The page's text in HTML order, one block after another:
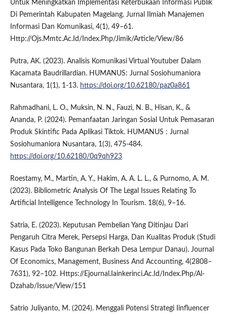
Untuk Meningkatkan Implementasi Keterbukaan Informasi Publik
Di Pemerintah Kabupaten Magelang. Jurnal Ilmiah Manajemen
Informasi Dan Komunikasi, 4(1), 49–61.
Http://Ojs.Mmtc.Ac.Id/Index.Php/Jimik/Article/View/86
Putra, AK. (2023). Analisis Komunikasi Virtual Youtuber Dalam
Kacamata Baudrillardian. HUMANUS: Jurnal Sosiohumaniora
Nusantara, 1(1), 1-13. https://doi.org/10.62180/paz0a861
Rahmadhani, L. O., Muksin, N. N., Fauzi, N. B., Hisan, K., &
Ananda, P. (2024). Pemanfaatan Jaringan Sosial Untuk Pemasaran
Produk Skintific Pada Aplikasi Tiktok. HUMANUS : Jurnal
Sosiohumaniora Nusantara, 1(3), 475-484.
https://doi.org/10.62180/0q9qh923
Roestamy, M., Martin, A. Y., Hakim, A. A. L. L., & Purnomo, A. M.
(2023). Bibliometric Analysis Of The Legal Issues Relating To
Artificial Intelligence Technology In Tourism. 18(6), 9–16.
Satria, E. (2023). Keputusan Pembelian Yang Ditinjau Dari
Pengaruh Citra Merek, Persepsi Harga, Dan Kualitas Produk (Studi
Kasus Pada Toko Bangunan Berkah Desa Lempur Danau). Journal
Of Economics, Management, Business And Accounting, 4(2808–
7631), 92–102. Https://Ejournal.Iainkerinci.Ac.Id/Index.Php/Al-
Dzahab/Issue/View/151
Satrio Juliyanto, M. (2024). Menggali Potensi Strategi Iinfluencer